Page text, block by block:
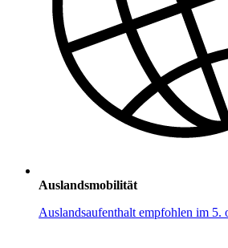
Auslandsmobilität
Auslandsaufenthalt empfohlen im 5.